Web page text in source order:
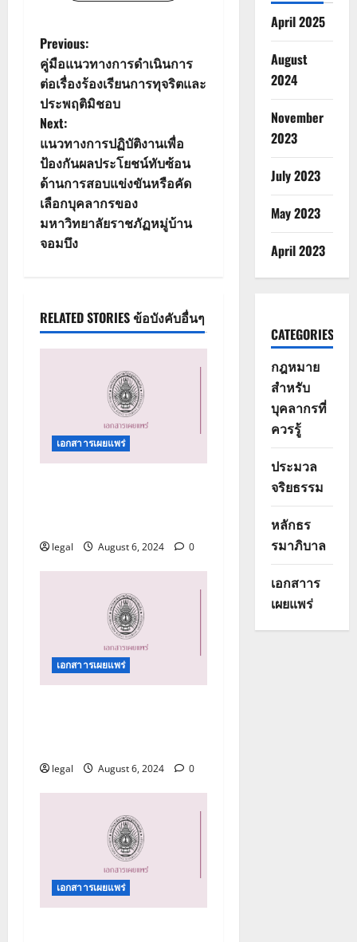
P
o
s
t
n
a
v
g
a
Previous:
คู่มือแนวทางการดำเนินการ
ต่อเรื่องร้องเรียนการทุจริตและ
ประพฤติมิชอบ
Next:
แนวทางการปฏิบัติงานเพื่อ
ป้องกันผลประโยชน์ทับซ้อน
ด้านการสอบแข่งขันหรือคัด
เลือกบุคลากรของ
มหาวิทยาลัยราชภัฏหมู่บ้าน
จอมบึง
RELATED STORIES ข้อบังคับอื่นๆ
เอกสาารเผยแพร่
legal August 6, 2024 0
เอกสาารเผยแพร่
legal August 6, 2024 0
เอกสาารเผยแพร่
April 2025
August
2024
November
2023
July 2023
May 2023
April 2023
CATEGORIES
กฎหมาย
สำหรับ
บุคลากรที่
ควรรู้
ประมวล
จริยธรรม
หลักธร
รมาภิบาล
เอกสาาร
เผยแพร่